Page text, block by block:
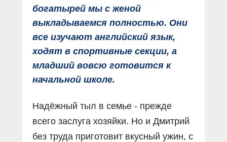
богатырей мы с женой
выкладываемся полностью. Они
все изучают английский язык,
ходят в спортивные секции, а
младший вовсю готовится к
начальной школе.
Надёжный тыл в семье - прежде
всего заслуга хозяйки. Но и Дмитрий
без труда приготовит вкусный ужин, с